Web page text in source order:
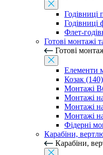
Годівниці
Годівниці
Флет-
Готові монтажі
Готові
Елементи
Козак (140)
Монтажі
Монтажі
Монтажі
Монтажі
Фідерні
Карабіни,
Карабіни,